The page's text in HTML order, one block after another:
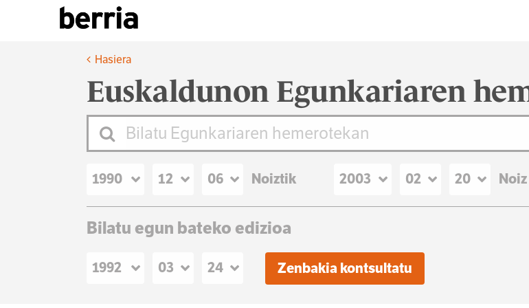
Hasiera
Euskaldunon Egunkariaren
Noiztik
Bilatu egun bateko edizioa